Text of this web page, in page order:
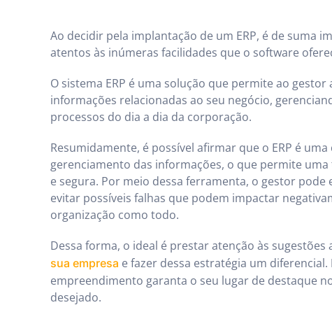
Ao decidir pela implantação de um ERP, é de suma
atentos às inúmeras facilidades que o software
O sistema ERP é uma solução que permite ao
informações relacionadas ao seu negócio,
processos do dia a dia da corporação.
Resumidamente, é possível afirmar que o ERP é
gerenciamento das informações, o que permite
e segura. Por meio dessa ferramenta, o gestor
evitar possíveis falhas que podem impactar
organização como todo.
Dessa forma, o ideal é prestar atenção às sugestões
sua empresa e fazer dessa estratégia um
empreendimento garanta o seu lugar de destaque
desejado.